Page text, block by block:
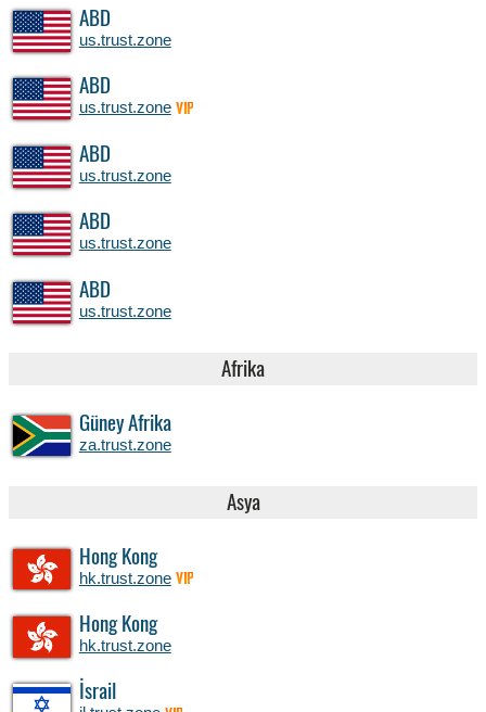
ABD
us.trust.zone
ABD
us.trust.zone VIP
ABD
us.trust.zone
ABD
us.trust.zone
ABD
us.trust.zone
Afrika
Güney Afrika
za.trust.zone
Asya
Hong Kong
hk.trust.zone VIP
Hong Kong
hk.trust.zone
İsrail